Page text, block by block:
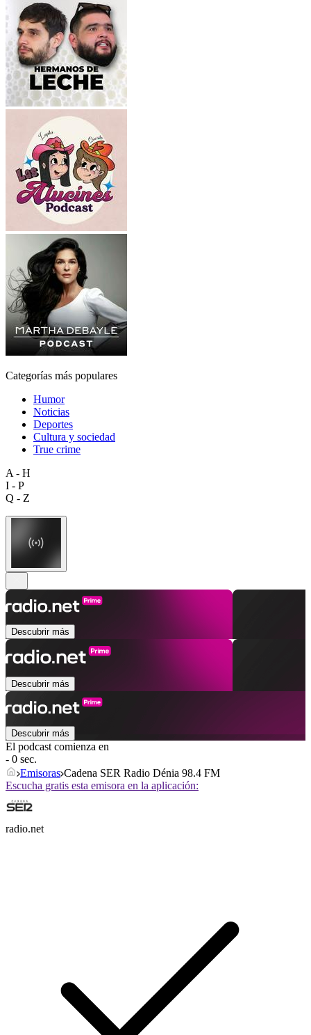
Categorías más populares
Humor
Noticias
Deportes
Cultura y sociedad
True crime
A - H
I - P
Q - Z
Descubrir más
Descubrir más
Descubrir más
El podcast comienza en
- 0 sec.
Emisoras Cadena SER Radio Dénia 98.4 FM
Escucha gratis esta emisora en la aplicación:
radio.net